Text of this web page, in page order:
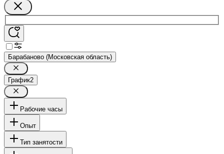
Барабаново (Московская область)
График2
Рабочие часы
Опыт
Тип занятости